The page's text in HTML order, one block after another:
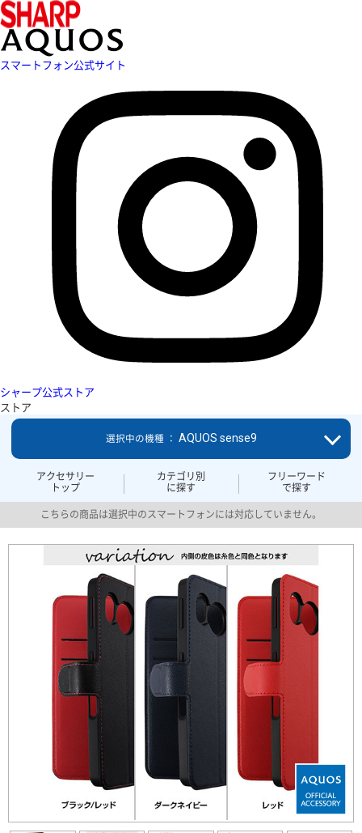
スマートフォン公式サイト
シャープ公式ストア
ストア
アクセサリー
トップ
カテゴリ別
に探す
フリーワード
で探す
選択中の機種 ： AQUOS sense9
こちらの商品は選択中のスマートフォンには対応していません。